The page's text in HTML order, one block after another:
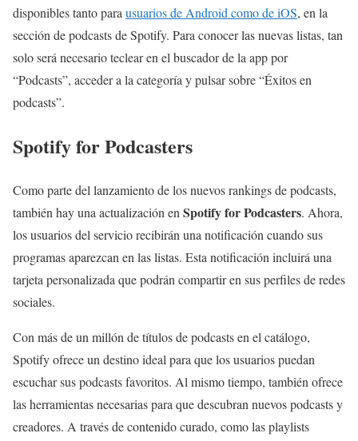
disponibles tanto para usuarios de Android como de iOS, en la
sección de podcasts de Spotify. Para conocer las nuevas listas, tan
solo será necesario teclear en el buscador de la app por
“Podcasts”, acceder a la categoría y pulsar sobre “Éxitos en
podcasts”.
Spotify for Podcasters
Como parte del lanzamiento de los nuevos rankings de podcasts,
también hay una actualización en Spotify for Podcasters. Ahora,
los usuarios del servicio recibirán una notificación cuando sus
programas aparezcan en las listas. Esta notificación incluirá una
tarjeta personalizada que podrán compartir en sus perfiles de redes
sociales.
Con más de un millón de títulos de podcasts en el catálogo,
Spotify ofrece un destino ideal para que los usuarios puedan
escuchar sus podcasts favoritos. Al mismo tiempo, también ofrece
las herramientas necesarias para que descubran nuevos podcasts y
creadores. A través de contenido curado, como las playlists